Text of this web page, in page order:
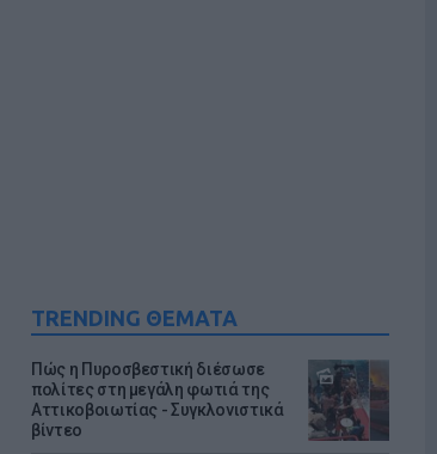
TRENDING ΘΕΜΑΤΑ
Πώς η Πυροσβεστική διέσωσε
πολίτες στη μεγάλη φωτιά της
Αττικοβοιωτίας - Συγκλονιστικά
βίντεο